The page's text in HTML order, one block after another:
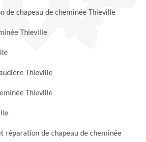
de chapeau de cheminée Thieville
Thieville
Thieville
Thieville
réparation de chapeau de cheminée